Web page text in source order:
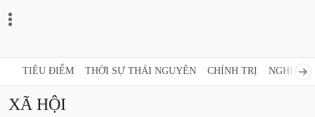
TIÊU ĐIỂM THỜI SỰ THÁI NGUYÊN CHÍNH TRỊ NGHỊ
XÃ HỘI